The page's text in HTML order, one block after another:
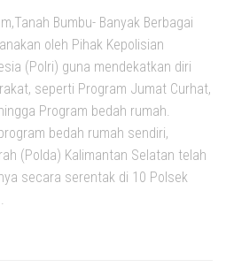
Bumbu- Banyak Berbagai
oleh Pihak Kepolisian
(Polri) guna mendekatkan diri
seperti Program Jumat Curhat,
Program bedah rumah.
bedah rumah sendiri,
(Polda) Kalimantan Selatan telah
secara serentak di 10 Polsek